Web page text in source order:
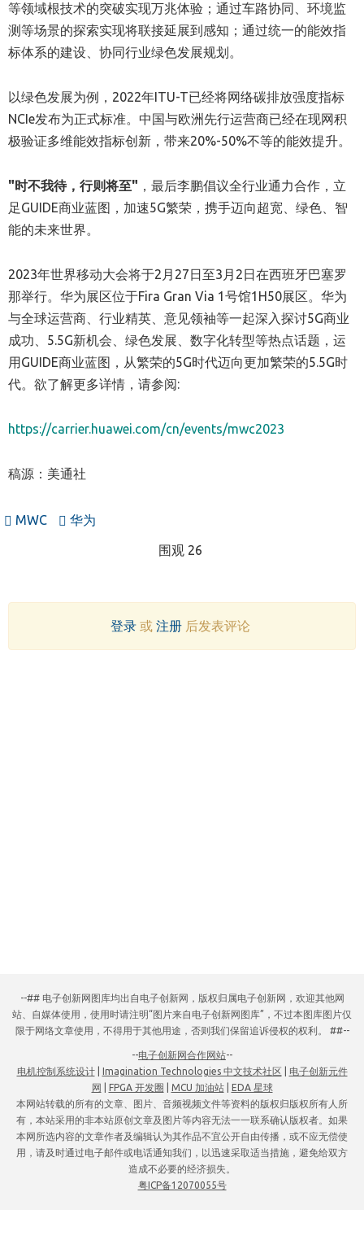
等领域根技术的突破实现万兆体验；通过车路协同、环境监
测等场景的探索实现将联接延展到感知；通过统一的能效指
标体系的建设、协同行业绿色发展规划。
以绿色发展为例，2022年ITU-T已经将网络碳排放强度指标
NCIe发布为正式标准。中国与欧洲先行运营商已经在现网积
极验证多维能效指标创新，带来20%-50%不等的能效提升。
"时不我待，行则将至" ，最后李鹏倡议全行业通力合作，立
足GUIDE商业蓝图，加速5G繁荣，携手迈向超宽、绿色、智
能的未来世界。
2023年世界移动大会将于2月27日至3月2日在西班牙巴塞罗
那举行。华为展区位于Fira Gran Via 1号馆1H50展区。华为
与全球运营商、行业精英、意见领袖等一起深入探讨5G商业
成功、5.5G新机会、绿色发展、数字化转型等热点话题，运
用GUIDE商业蓝图，从繁荣的5G时代迈向更加繁荣的5.5G时
代。欲了解更多详情，请参阅:
https://carrier.huawei.com/cn/events/mwc2023
稿源：美通社
MWC 华为
围观 26
登录或 注册后发表评论
--## 电子创新网图库均出自电子创新网，版权归属电子创新网，欢迎其他网
站、自媒体使用，使用时请注明“图片来自电子创新网图库”，不过本图库图片仅
限于网络文章使用，不得用于其他用途，否则我们保留追诉侵权的权利。 ##--
--电子创新网合作网站--
电机控制系统设计| Imagination Technologies 中文技术社区
电子创新元件
网
FPGA 开发圈 MCU 加油站|
EDA 星球
本网站转载的所有的文章、图片、音频视频文件等资料的版权归版权所有人所
有，本站采用的非本站原创文章及图片等内容无法一一联系确认版权者。如果
本网所选内容的文章作者及编辑认为其作品不宜公开自由传播，或不应无偿使
用，请及时通过电子邮件或电话通知我们，以迅速采取适当措施，避免给双方
造成不必要的经济损失。
粤ICP备12070055号